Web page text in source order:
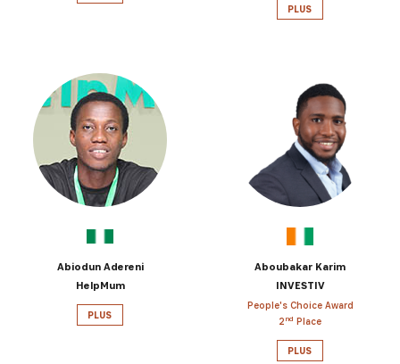
PLUS
Abiodun Adereni
HelpMum
PLUS
Aboubakar Karim
INVESTIV
People's Choice Award
2 nd Place
PLUS